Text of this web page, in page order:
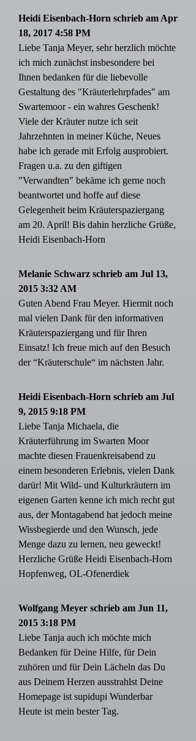
Heidi Eisenbach-Horn schrieb am Apr
18, 2017 4:58 PM
Liebe Tanja Meyer, sehr herzlich möchte
ich mich zunächst insbesondere bei
Ihnen bedanken für die liebevolle
Gestaltung des "Kräuterlehrpfades" am
Swartemoor - ein wahres Geschenk!
Viele der Kräuter nutze ich seit
Jahrzehnten in meiner Küche, Neues
habe ich gerade mit Erfolg ausprobiert.
Fragen u.a. zu den giftigen
"Verwandten" bekäme ich gerne noch
beantwortet und hoffe auf diese
Gelegenheit beim Kräuterspaziergang
am 20. April! Bis dahin herzliche Grüße,
Heidi Eisenbach-Horn
Melanie Schwarz schrieb am Jul 13,
2015 3:32 AM
Guten Abend Frau Meyer. Hiermit noch
mal vielen Dank für den informativen
Kräuterspaziergang und für Ihren
Einsatz! Ich freue mich auf den Besuch
der “Kräuterschule“ im nächsten Jahr.
Heidi Eisenbach-Horn schrieb am Jul
9, 2015 9:18 PM
Liebe Tanja Michaela, die
Kräuterführung im Swarten Moor
machte diesen Frauenkreisabend zu
einem besonderen Erlebnis, vielen Dank
darür! Mit Wild- und Kulturkräutern im
eigenen Garten kenne ich mich recht gut
aus, der Montagabend hat jedoch meine
Wissbegierde und den Wunsch, jede
Menge dazu zu lernen, neu geweckt!
Herzliche Grüße Heidi Eisenbach-Horn
Hopfenweg, OL-Ofenerdiek
Wolfgang Meyer schrieb am Jun 11,
2015 3:18 PM
Liebe Tanja auch ich möchte mich
Bedanken für Deine Hilfe, für Dein
zuhören und für Dein Lächeln das Du
aus Deinem Herzen ausstrahlst Deine
Homepage ist supidupi Wunderbar
Heute ist mein bester Tag.